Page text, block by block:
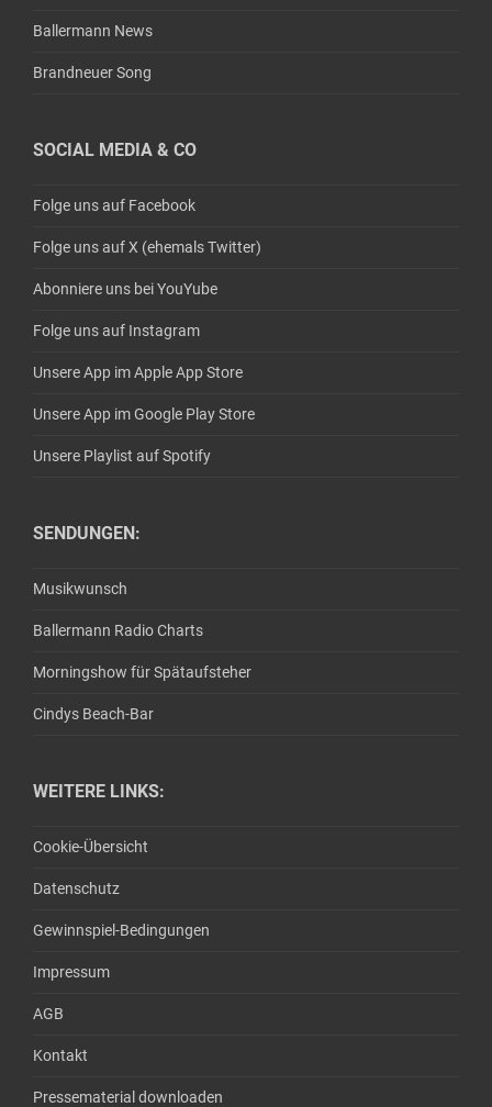
Ballermann News
Brandneuer Song
SOCIAL MEDIA & CO
Folge uns auf Facebook
Folge uns auf X (ehemals Twitter)
Abonniere uns bei YouYube
Folge uns auf Instagram
Unsere App im Apple App Store
Unsere App im Google Play Store
Unsere Playlist auf Spotify
SENDUNGEN:
Musikwunsch
Ballermann Radio Charts
Morningshow für Spätaufsteher
Cindys Beach-Bar
WEITERE LINKS:
Cookie-Übersicht
Datenschutz
Gewinnspiel-Bedingungen
Impressum
AGB
Kontakt
Pressematerial downloaden